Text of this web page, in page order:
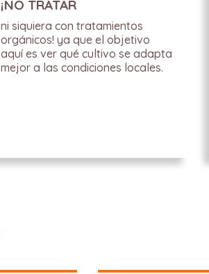
¡NO TRATAR
ni siquiera con tratamientos
orgánicos! ya que el objetivo
aquí es ver qué cultivo se adapta
mejor a las condiciones locales.